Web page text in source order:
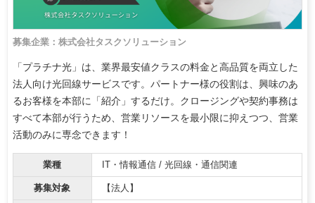
募集企業：株式会社タスクソリューション
「プラチナ光」は、業界最安値クラスの料金と高品質を両立した
法人向け光回線サービスです。パートナー様の役割は、興味のあ
るお客様を本部に「紹介」するだけ。クロージングや契約事務は
すべて本部が行うため、営業リソースを最小限に抑えつつ、営業
活動のみに専念できます！
業種 IT・情報通信 / 光回線・通信関連
募集対象 【法人】